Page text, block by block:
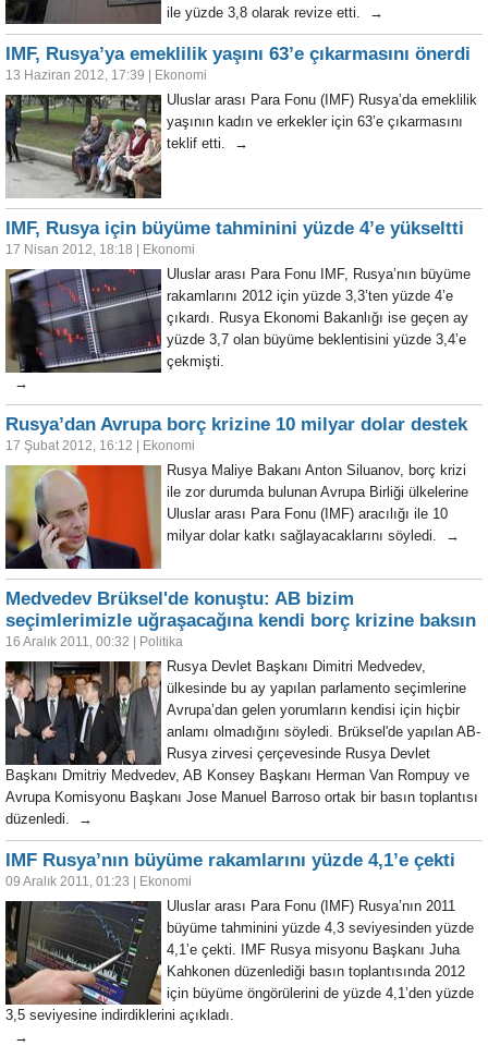
ile yüzde 3,8 olarak revize etti. →
IMF, Rusya’ya emeklilik yaşını 63’e çıkarmasını önerdi
13 Haziran 2012, 17:39 Ekonomi
Uluslar arası Para Fonu (IMF) Rusya’da emeklilik
yaşının kadın ve erkekler için 63’e çıkarmasını
teklif etti. →
IMF, Rusya için büyüme tahminini yüzde 4’e yükseltti
17 Nisan 2012, 18:18 Ekonomi
Uluslar arası Para Fonu IMF, Rusya’nın büyüme
rakamlarını 2012 için yüzde 3,3’ten yüzde 4’e
çıkardı. Rusya Ekonomi Bakanlığı ise geçen ay
yüzde 3,7 olan büyüme beklentisini yüzde 3,4’e
çekmişti.
→
Rusya’dan Avrupa borç krizine 10 milyar dolar destek
17 Şubat 2012, 16:12 Ekonomi
Rusya Maliye Bakanı Anton Siluanov, borç krizi
ile zor durumda bulunan Avrupa Birliği ülkelerine
Uluslar arası Para Fonu (IMF) aracılığı ile 10
milyar dolar katkı sağlayacaklarını söyledi. →
Medvedev Brüksel'de konuştu: AB bizim
seçimlerimizle uğraşacağına kendi borç krizine baksın
16 Aralık 2011, 00:32 Politika
Rusya Devlet Başkanı Dimitri Medvedev,
ülkesinde bu ay yapılan parlamento seçimlerine
Avrupa’dan gelen yorumların kendisi için hiçbir
anlamı olmadığını söyledi. Brüksel'de yapılan AB-
Rusya zirvesi çerçevesinde Rusya Devlet
Başkanı Dmitriy Medvedev, AB Konsey Başkanı Herman Van Rompuy ve
Avrupa Komisyonu Başkanı Jose Manuel Barroso ortak bir basın toplantısı
düzenledi. →
IMF Rusya’nın büyüme rakamlarını yüzde 4,1’e çekti
09 Aralık 2011, 01:23 Ekonomi
Uluslar arası Para Fonu (IMF) Rusya’nın 2011
büyüme tahminini yüzde 4,3 seviyesinden yüzde
4,1’e çekti. IMF Rusya misyonu Başkanı Juha
Kahkonen düzenlediği basın toplantısında 2012
için büyüme öngörülerini de yüzde 4,1’den yüzde
3,5 seviyesine indirdiklerini açıkladı.
→